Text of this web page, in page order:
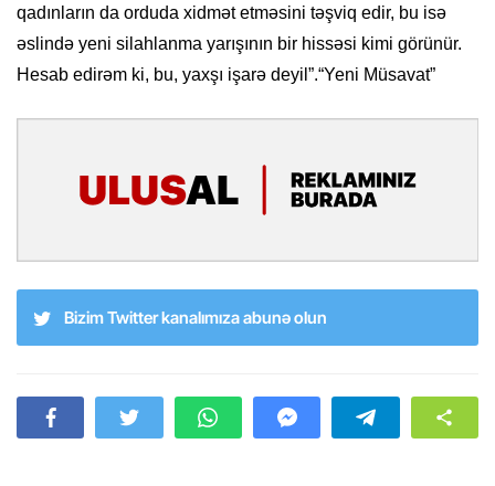
qadınların da orduda xidmət etməsini təşviq edir, bu isə
əslində yeni silahlanma yarışının bir hissəsi kimi görünür.
Hesab edirəm ki, bu, yaxşı işarə deyil”.“Yeni Müsavat”
Bizim Twitter kanalımıza abunə olun